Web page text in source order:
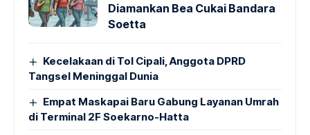
Diamankan Bea Cukai Bandara
Soetta
Kecelakaan di Tol Cipali, Anggota DPRD
Tangsel Meninggal Dunia
Empat Maskapai Baru Gabung Layanan Umrah
di Terminal 2F Soekarno-Hatta